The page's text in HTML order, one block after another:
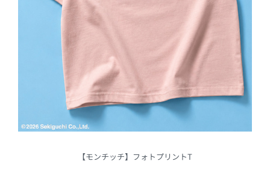
【モンチッチ】フォトプリントT